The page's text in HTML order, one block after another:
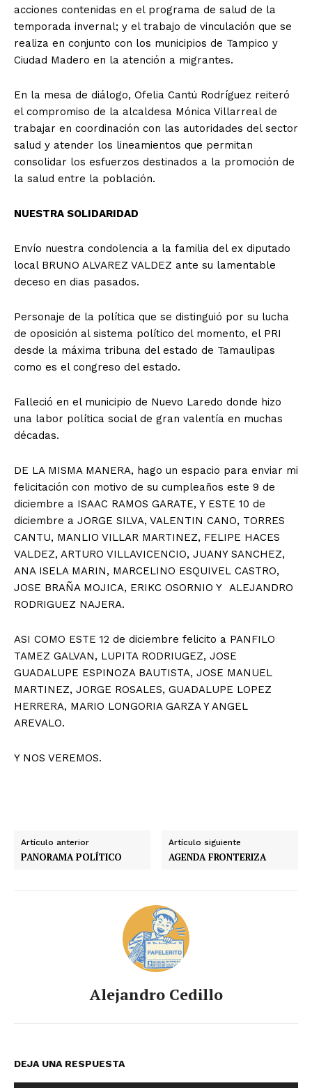
acciones contenidas en el programa de salud de la
temporada invernal; y el trabajo de vinculación que se
realiza en conjunto con los municipios de Tampico y
Ciudad Madero en la atención a migrantes.
En la mesa de diálogo, Ofelia Cantú Rodríguez reiteró
el compromiso de la alcaldesa Mónica Villarreal de
trabajar en coordinación con las autoridades del sector
salud y atender los lineamientos que permitan
consolidar los esfuerzos destinados a la promoción de
la salud entre la población.
NUESTRA SOLIDARIDAD
Envío nuestra condolencia a la familia del ex diputado
local BRUNO ALVAREZ VALDEZ ante su lamentable
deceso en dias pasados.
Personaje de la política que se distinguió por su lucha
de oposición al sistema político del momento, el PRI
desde la máxima tribuna del estado de Tamaulipas
como es el congreso del estado.
Falleció en el municipio de Nuevo Laredo donde hizo
una labor política social de gran valentía en muchas
décadas.
DE LA MISMA MANERA, hago un espacio para enviar mi
felicitación con motivo de su cumpleaños este 9 de
diciembre a ISAAC RAMOS GARATE, Y ESTE 10 de
diciembre a JORGE SILVA, VALENTIN CANO, TORRES
CANTU, MANLIO VILLAR MARTINEZ, FELIPE HACES
VALDEZ, ARTURO VILLAVICENCIO, JUANY SANCHEZ,
ANA ISELA MARIN, MARCELINO ESQUIVEL CASTRO,
JOSE BRAÑA MOJICA, ERIKC OSORNIO Y ALEJANDRO
RODRIGUEZ NAJERA.
ASI COMO ESTE 12 de diciembre felicito a PANFILO
TAMEZ GALVAN, LUPITA RODRIUGEZ, JOSE
GUADALUPE ESPINOZA BAUTISTA, JOSE MANUEL
MARTINEZ, JORGE ROSALES, GUADALUPE LOPEZ
HERRERA, MARIO LONGORIA GARZA Y ANGEL
AREVALO.
Y NOS VEREMOS.
Artículo anterior
PANORAMA POLÍTICO
Artículo siguiente
AGENDA FRONTERIZA
Alejandro Cedillo
DEJA UNA RESPUESTA